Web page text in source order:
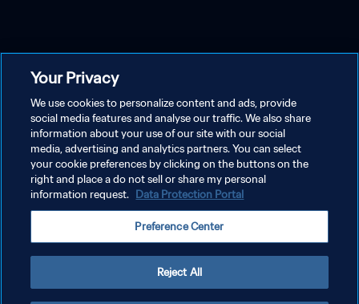
Your Privacy
We use cookies to personalize content and ads, provide
social media features and analyse our traffic. We also share
information about your use of our site with our social
media, advertising and analytics partners. You can select
your cookie preferences by clicking on the buttons on the
right and place a do not sell or share my personal
information request. Data Protection Portal
Preference Center
Reject All